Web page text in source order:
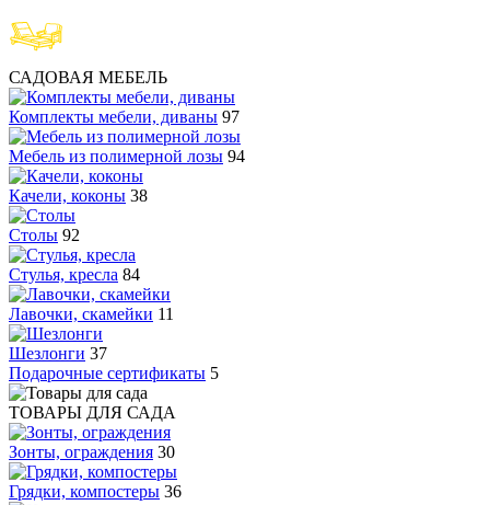
САДОВАЯ МЕБЕЛЬ
Комплекты мебели, диваны 97
Мебель из полимерной лозы 94
Качели, коконы 38
Столы 92
Стулья, кресла 84
Лавочки, скамейки 11
Шезлонги 37
Подарочные сертификаты 5
ТОВАРЫ ДЛЯ САДА
Зонты, ограждения 30
Грядки, компостеры 36